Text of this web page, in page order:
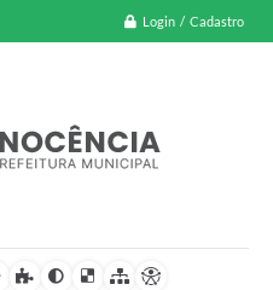
Login / Cadastro